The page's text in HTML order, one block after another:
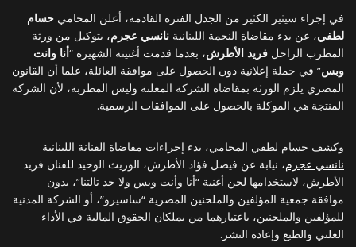
في إجراء سيثير الكثير من الجدل الفترة القادمة، أعلن المحامي حسام
لطفي، عن بدء مقاضاة النجمة اللبنانية نانسي عجرم، بتوكيل من ورثة
المطرب الراحل فريد الأطرش، بعدما قدمت أغنيته الشهيرة “أنا وانت
وبس” في حملة إعلانية دون الحصول على موافقة العائلة، علما أن القانون
المصري يلزم الورثة بمقاضاة الشركة المعلنة وليس المطربة، لأن الشركة
المنتجة هي الموكلة بالحصول على الموافقات الرسمية.
وكشف حسام لطفي المحامي، بدء إجراءات مقاضاة الفنانة اللبنانية
نانسي عجرم، نيابة عن فيصل فؤاد الأطرش، الوريث الوحيد للفنان فريد
الأطرش، لاستخدامها لحن أغنية “أنا وأنت وبس ولا حد تالتنا”، بدون
موافقة جمعية المؤلفين والملحنين المصرية “ساسيرو”، أو الشركة المدنية
للمؤلفين والملحنين، باعتبارهما من يملكان الحقوق المالية في الأداء
العلني والطبع وإعادة النشر.